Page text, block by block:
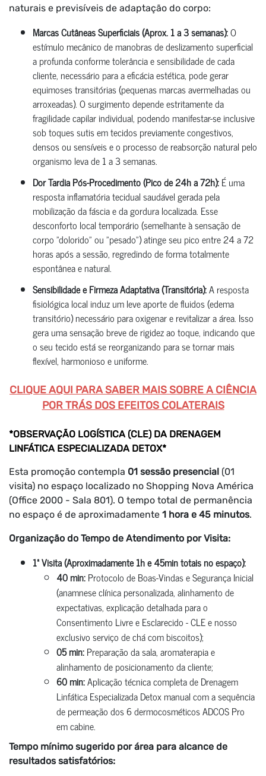
naturais e previsíveis de adaptação do corpo:
Marcas Cutâneas Superficiais (Aprox. 1 a 3 semanas):O
estímulo mecânico de manobras de deslizamento superficial
a profunda conforme tolerância e sensibilidade de cada
cliente, necessário para a eficácia estética, pode gerar
equimoses transitórias (pequenas marcas avermelhadas ou
arroxeadas). O surgimento depende estritamente da
fragilidade capilar individual, podendo manifestar-se inclusive
sob toques sutis em tecidos previamente congestivos,
densos ou sensíveis e o processo de reabsorção natural pelo
organismo leva de 1 a 3 semanas.
Dor Tardia Pós-Procedimento (Pico de 24h a 72h):É uma
resposta inflamatória tecidual saudável gerada pela
mobilização da fáscia e da gordura localizada. Esse
desconforto local temporário (semelhante à sensação de
corpo "dolorido" ou "pesado") atinge seu pico entre 24 a 72
horas após a sessão, regredindo de forma totalmente
espontânea e natural.
Sensibilidade e Firmeza Adaptativa (Transitória):A resposta
fisiológica local induz um leve aporte de fluidos (edema
transitório) necessário para oxigenar e revitalizar a área. Isso
gera uma sensação breve de rigidez ao toque, indicando que
o seu tecido está se reorganizando para se tornar mais
flexível, harmonioso e uniforme.
CLIQUE AQUI PARA SABER MAIS SOBRE A CIÊNCIA
POR TRÁS DOS EFEITOS COLATERAIS
*OBSERVAÇÃO LOGÍSTICA (CLE) DA DRENAGEM
LINFÁTICA ESPECIALIZADA DETOX*
Esta promoção contempla 01 sessão presencial (01
visita) no espaço localizado no Shopping Nova América
(Office 2000 - Sala 801). O tempo total de permanência
no espaço é de aproximadamente 1 hora e 45 minutos.
Organização do Tempo de Atendimento por Visita:
1ª Visita (Aproximadamente 1h e 45min totais no espaço):
40 min:Protocolo de Boas-Vindas e Segurança Inicial
(anamnese clínica personalizada, alinhamento de
expectativas, explicação detalhada para o
Consentimento Livre e Esclarecido - CLE e nosso
exclusivo serviço de chá com biscoitos);
05 min:Preparação da sala, aromaterapia e
alinhamento de posicionamento da cliente;
60 min:Aplicação técnica completa de Drenagem
Linfática Especializada Detox manual com a sequência
de permeação dos 6 dermocosméticos ADCOS Pro
em cabine.
Tempo mínimo sugerido por área para alcance de
resultados satisfatórios: